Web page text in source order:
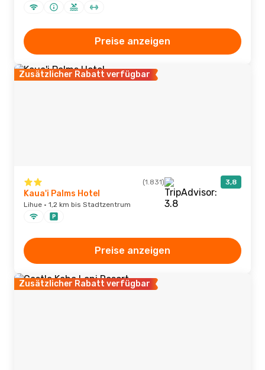
Preise anzeigen
Zusätzlicher Rabatt verfügbar
(1.831) 3,8
Kaua'i Palms Hotel
Lihue · 1,2 km bis Stadtzentrum
Preise anzeigen
Zusätzlicher Rabatt verfügbar